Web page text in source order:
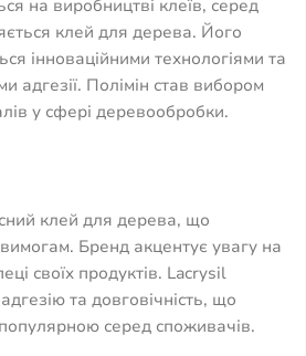
на виробництві клеїв, серед
клей для дерева. Його
інноваційними технологіями та
адгезії. Полімін став вибором
у сфері деревообробки.
клей для дерева, що
Бренд акцентує увагу на
своїх продуктів. Lacrysil
та довговічність, що
серед споживачів.